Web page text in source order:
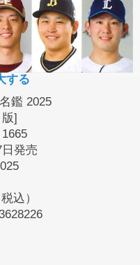
する
鑑 2025
]
発売
込）